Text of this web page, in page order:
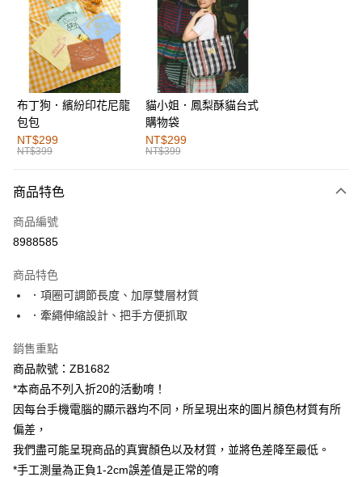
超商取貨付款
LINE Pay
街口支付
運送方式
全家取貨付款
每筆NT$60，滿NT$1,000(含以上)免運費
付款後全家取貨
萊爾富取貨付款
付款後萊爾富取貨
每筆NT$60，滿NT$1,000(含以上)免運費
7-11取貨付款
每筆NT$60，滿NT$1,000(含以上)免運費
付款後7-11取貨
每筆NT$60，滿NT$1,000(含以上)免運費
宅配
每筆NT$120，滿NT$1,000(含以上)免運費
布丁狗．繽紛印花尼龍
包包
NT$299
NT$399
貓小姐．鳳梨酥貓台式
購物袋
NT$299
NT$399
商品特色
商品編號
8988585
商品特色
．項圈可調節長度、加厚雙層材質
．牽繩伸縮設計、把手方便抓取
銷售重點
商品款號：ZB1682
*本商品不列入折20的活動唷！
因每台手機電腦的顯示器均不同，所呈現出來的圖片顏色材質有所
偏差，
我們盡可能呈現商品的真實顏色以及材質，並將色差降至最低。
*手工測量為正負1-2cm誤差值是正常的唷